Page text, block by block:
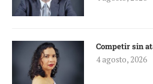
Competir sin
4 agosto, 2026